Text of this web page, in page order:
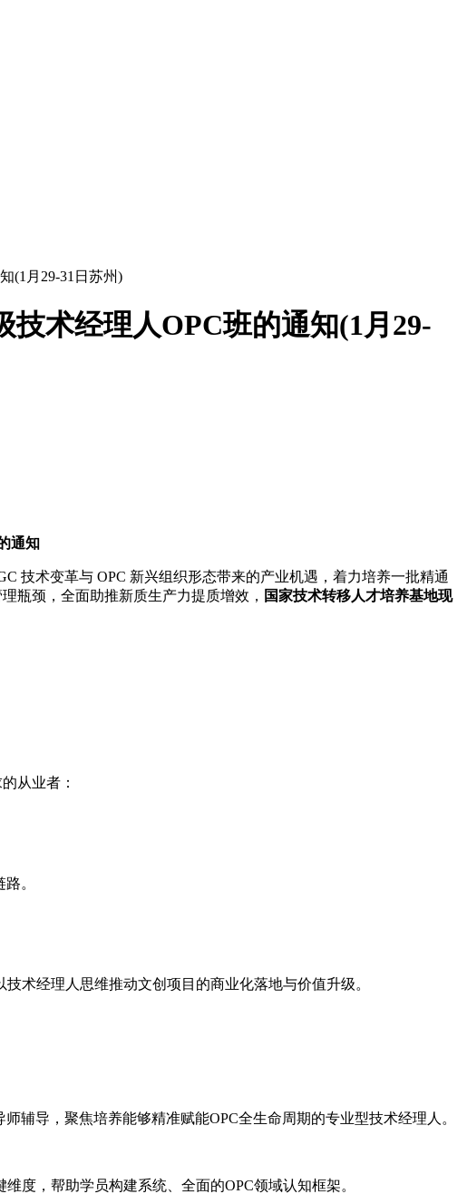
(1月29-31日苏州)
技术经理人OPC班的通知(1月29-
通知
术变革与 OPC 新兴组织形态带来的产业机遇，着力培养一批精通
瓶颈，全面助推新质生产力提质增效， 国家技术转移人才培养基地现
从业者：
。
术经理人思维推动文创项目的商业化落地与价值升级。
导，聚焦培养能够精准赋能OPC全生命周期的专业型技术经理人。
，帮助学员构建系统、全面的OPC领域认知框架。